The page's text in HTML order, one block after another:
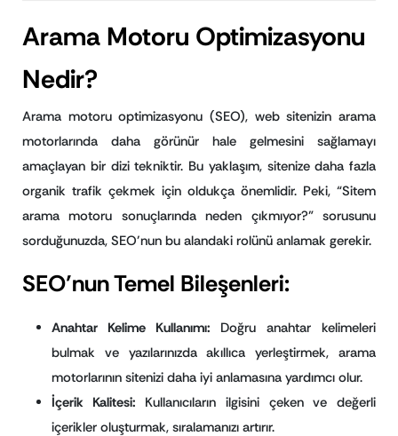
Arama Motoru Optimizasyonu
Nedir?
Arama motoru optimizasyonu (SEO), web sitenizin arama
motorlarında daha görünür hale gelmesini sağlamayı
amaçlayan bir dizi tekniktir. Bu yaklaşım, sitenize daha fazla
organik trafik çekmek için oldukça önemlidir. Peki, “Sitem
arama motoru sonuçlarında neden çıkmıyor?” sorusunu
sorduğunuzda, SEO’nun bu alandaki rolünü anlamak gerekir.
SEO’nun Temel Bileşenleri:
Anahtar Kelime Kullanımı: Doğru anahtar kelimeleri
bulmak ve yazılarınızda akıllıca yerleştirmek, arama
motorlarının sitenizi daha iyi anlamasına yardımcı olur.
İçerik Kalitesi: Kullanıcıların ilgisini çeken ve değerli
içerikler oluşturmak, sıralamanızı artırır.